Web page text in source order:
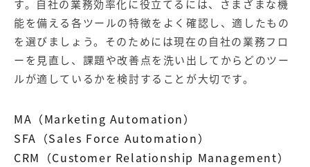
す。自社の業務効率化に役立てるには、さまざまな機
能を備える各ツールの特徴をよく確認し、適したもの
を選びましょう。そのためには現在の自社の業務フロ
ーを見直し、課題や改善点を洗い出してからどのツー
ルが適しているかを検討することが大切です。
MA（Marketing Automation）
SFA（Sales Force Automation）
CRM（Customer Relationship Management）